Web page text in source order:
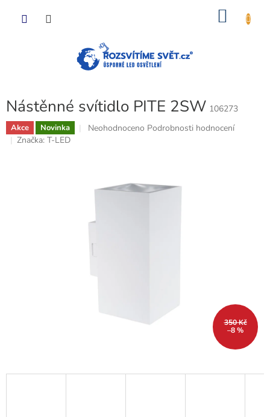
Nástěnné svítidlo PITE 2SW 106273
Akce Novinka
Průměrné
Neohodnoceno Podrobnosti hodnocení
Značka: T-LED
350 Kč
–8 %